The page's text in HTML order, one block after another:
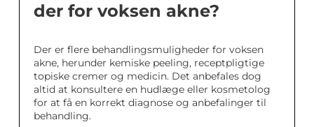
der for voksen akne?
Der er flere behandlingsmuligheder for voksen
akne, herunder kemiske peeling, receptpligtige
topiske cremer og medicin. Det anbefales dog
altid at konsultere en hudlæge eller kosmetolog
for at få en korrekt diagnose og anbefalinger til
behandling.